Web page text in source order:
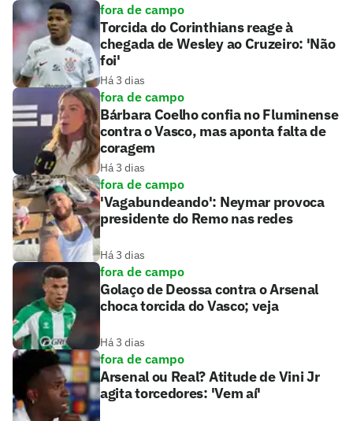
fora de campo
Torcida do Corinthians reage à
chegada de Wesley ao Cruzeiro: 'Não
foi'
Há 3 dias
fora de campo
Bárbara Coelho confia no Fluminense
contra o Vasco, mas aponta falta de
coragem
Há 3 dias
fora de campo
'Vagabundeando': Neymar provoca
presidente do Remo nas redes
Há 3 dias
fora de campo
Golaço de Deossa contra o Arsenal
choca torcida do Vasco; veja
Há 3 dias
fora de campo
Arsenal ou Real? Atitude de Vini Jr
agita torcedores: 'Vem aí'